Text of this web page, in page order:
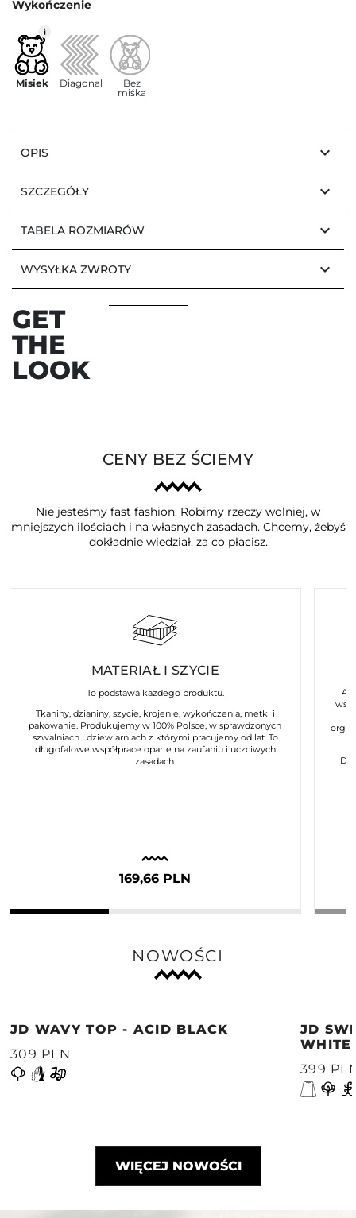
Wykończenie
Misiek Diagonal
Bez
miśka
OPIS keyboard_arrow_down
SZCZEGÓŁY keyboard_arrow_down
TABELA ROZMIARÓW keyboard_arrow_down
WYSYŁKA ZWROTY keyboard_arrow_down
GET
THE
LOOK
CENY BEZ ŚCIEMY
Nie jesteśmy fast fashion. Robimy rzeczy wolniej, w
mniejszych ilościach i na własnych zasadach. Chcemy, żebyś
dokładnie wiedział, za co płacisz.
MATERIAŁ I SZYCIE
To podstawa każdego produktu.
Tkaniny, dzianiny, szycie, krojenie, wykończenia, metki i
pakowanie. Produkujemy w 100% Polsce, w sprawdzonych
szwalniach i dziewiarniach z którymi pracujemy od lat. To
długofalowe współprace oparte na zaufaniu i uczciwych
zasadach.
169,66 PLN
NOWOŚCI
JD WAVY TOP - ACID BLACK
309 PLN
JD
WHITE
399
WIĘCEJ NOWOŚCI